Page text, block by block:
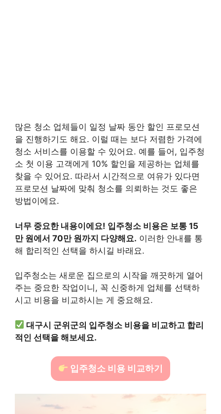
많은 청소 업체들이 일정 날짜 동안 할인 프로모션
을 진행하기도 해요. 이럴 때는 보다 저렴한 가격에
청소 서비스를 이용할 수 있어요. 예를 들어, 입주청
소 첫 이용 고객에게 10% 할인을 제공하는 업체를
찾을 수 있어요. 따라서 시간적으로 여유가 있다면
프로모션 날짜에 맞춰 청소를 의뢰하는 것도 좋은
방법이에요.
너무 중요한 내용이에요! 입주청소 비용은 보통 15
만 원에서 70만 원까지 다양해요. 이러한 안내를 통
해 합리적인 선택을 하시길 바래요.
입주청소는 새로운 집으로의 시작을 깨끗하게 열어
주는 중요한 작업이니, 꼭 신중하게 업체를 선택하
시고 비용을 비교하시는 게 중요해요.
대구시 군위군의 입주청소 비용을 비교하고 합리
적인 선택을 해보세요.
입주청소 비용 비교하기